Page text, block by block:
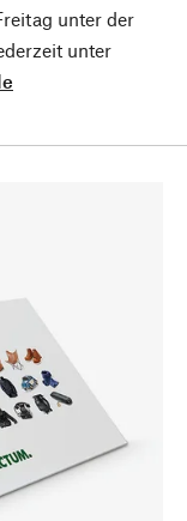
unter der
unter